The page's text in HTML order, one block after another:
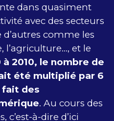
dans quasiment
avec des secteurs
comme les
l’agriculture…, et le
à 2010, le nombre de
été multiplié par 6
des
. Au cours des
c’est-à-dire d’ici